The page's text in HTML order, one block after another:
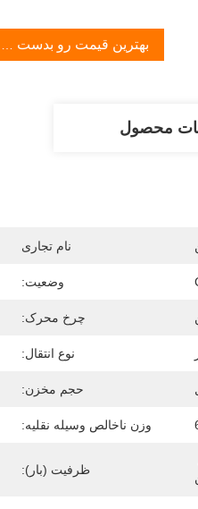
بهترین قیمت رو بدست بیار
محصول
نام تجاری
وضعیت:
چرخ محرک:
نوع انتقال:
حجم مخزن:
وزن ناخالص وسیله نقلیه:
ظرفیت (بار):